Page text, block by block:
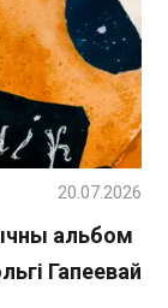
альбом
Гапеевай
20.07.2026